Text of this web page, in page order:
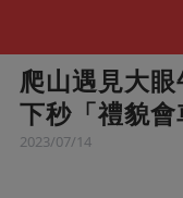
爬山遇見大眼
下秒「禮貌會
2023/07/14